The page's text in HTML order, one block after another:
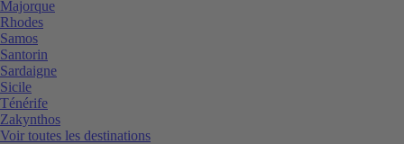
Majorque
Rhodes
Samos
Santorin
Sardaigne
Sicile
Ténérife
Zakynthos
Voir toutes les destinations